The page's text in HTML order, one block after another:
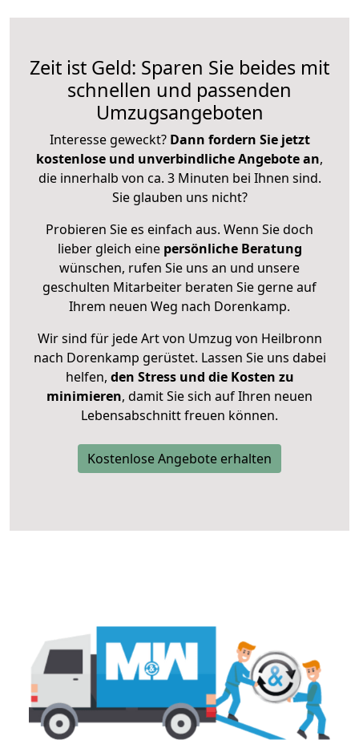
Zeit ist Geld: Sparen Sie beides mit
schnellen und passenden
Umzugsangeboten
Interesse geweckt? Dann fordern Sie jetzt
kostenlose und unverbindliche Angebote an,
die innerhalb von ca. 3 Minuten bei Ihnen sind.
Sie glauben uns nicht?
Probieren Sie es einfach aus. Wenn Sie doch
lieber gleich eine persönliche Beratung
wünschen, rufen Sie uns an und unsere
geschulten Mitarbeiter beraten Sie gerne auf
Ihrem neuen Weg nach Dorenkamp.
Wir sind für jede Art von Umzug von Heilbronn
nach Dorenkamp gerüstet. Lassen Sie uns dabei
helfen, den Stress und die Kosten zu
minimieren, damit Sie sich auf Ihren neuen
Lebensabschnitt freuen können.
Kostenlose Angebote erhalten